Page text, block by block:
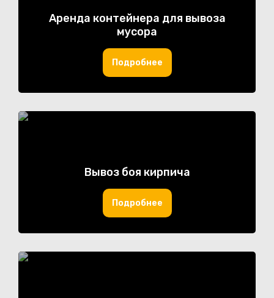
Аренда контейнера для вывоза
мусора
Подробнее
Вывоз боя кирпича
Подробнее